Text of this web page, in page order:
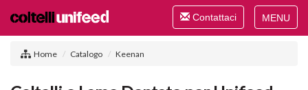
Toggle
Toggle
navigation
Contattaci
Home Catalogo Keenan